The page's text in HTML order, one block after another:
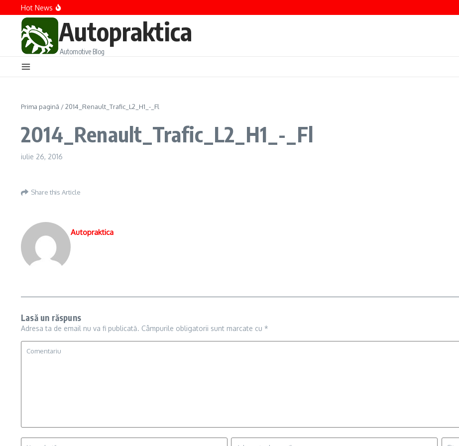
Sari la conținut
Hot News
Nou de la Opel – Corsa YES Special Edition
Opt generatii in 50 de ani, anul 2024 este despre Golf
Autopraktica
Automotive Blog
Prima pagină /2014_Renault_Trafic_L2_H1_-_Fl
2014_Renault_Trafic_L2_H1_-_Fl
iulie 26, 2016
Share this Article
Autopraktica
Lasă un răspuns
Adresa ta de email nu va fi publicată. Câmpurile obligatorii sunt marcate cu *